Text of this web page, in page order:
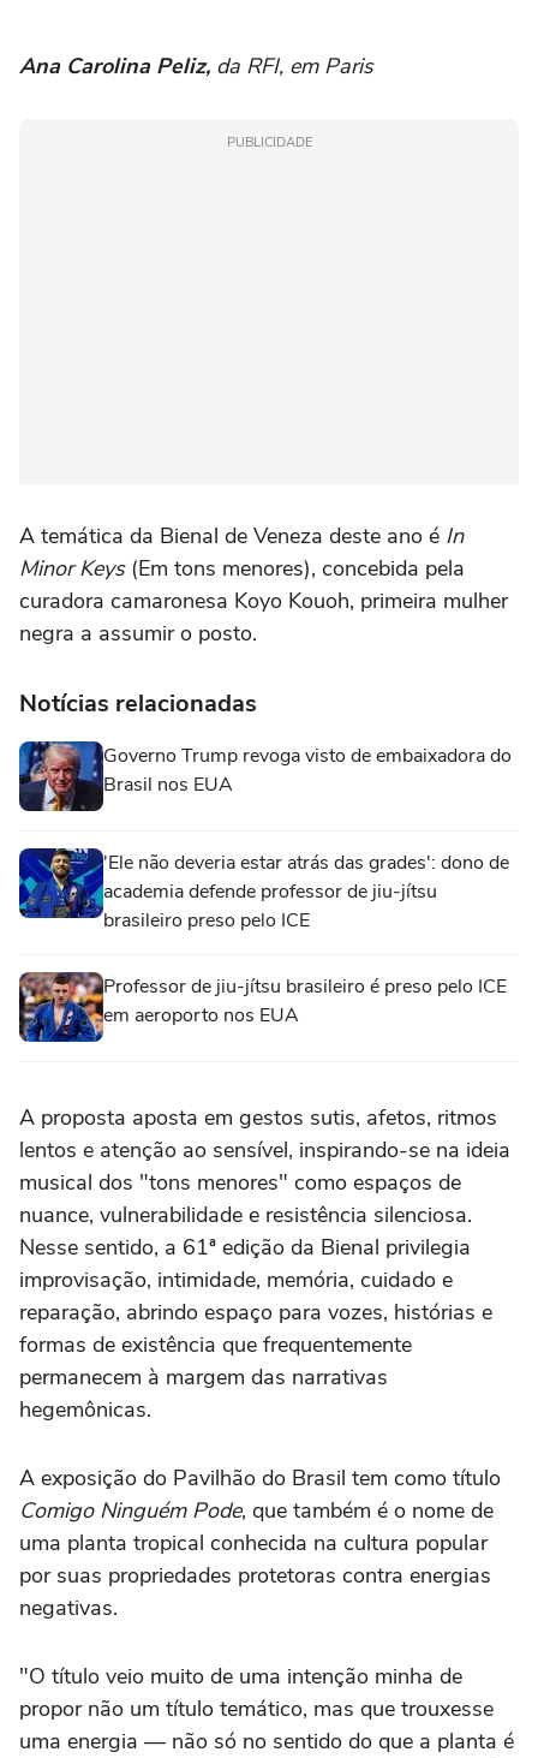
Ana Carolina Peliz, da RFI, em Paris
PUBLICIDADE
A temática da Bienal de Veneza deste ano é In
Minor Keys(Em tons menores), concebida pela
curadora camaronesa Koyo Kouoh, primeira mulher
negra a assumir o posto.
Notícias relacionadas
Governo Trump revoga visto de embaixadora do
Brasil nos EUA
'Ele não deveria estar atrás das grades': dono de
academia defende professor de jiu-jítsu
brasileiro preso pelo ICE
Professor de jiu-jítsu brasileiro é preso pelo ICE
em aeroporto nos EUA
A proposta aposta em gestos sutis, afetos, ritmos
lentos e atenção ao sensível, inspirando-se na ideia
musical dos "tons menores" como espaços de
nuance, vulnerabilidade e resistência silenciosa.
Nesse sentido, a 61ª edição da Bienal privilegia
improvisação, intimidade, memória, cuidado e
reparação, abrindo espaço para vozes, histórias e
formas de existência que frequentemente
permanecem à margem das narrativas
hegemônicas.
A exposição do Pavilhão do Brasil tem como título
Comigo Ninguém Pode, que também é o nome de
uma planta tropical conhecida na cultura popular
por suas propriedades protetoras contra energias
negativas.
"O título veio muito de uma intenção minha de
propor não um título temático, mas que trouxesse
uma energia — não só no sentido do que a planta é